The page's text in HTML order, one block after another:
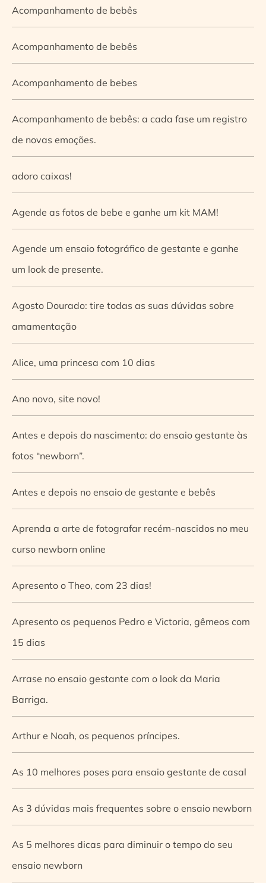
Acompanhamento de bebês
Acompanhamento de bebês
Acompanhamento de bebes
Acompanhamento de bebês: a cada fase um registro
de novas emoções.
adoro caixas!
Agende as fotos de bebe e ganhe um kit MAM!
Agende um ensaio fotográfico de gestante e ganhe
um look de presente.
Agosto Dourado: tire todas as suas dúvidas sobre
amamentação
Alice, uma princesa com 10 dias
Ano novo, site novo!
Antes e depois do nascimento: do ensaio gestante às
fotos “newborn”.
Antes e depois no ensaio de gestante e bebês
Aprenda a arte de fotografar recém-nascidos no meu
curso newborn online
Apresento o Theo, com 23 dias!
Apresento os pequenos Pedro e Victoria, gêmeos com
15 dias
Arrase no ensaio gestante com o look da Maria
Barriga.
Arthur e Noah, os pequenos príncipes.
As 10 melhores poses para ensaio gestante de casal
As 3 dúvidas mais frequentes sobre o ensaio newborn
As 5 melhores dicas para diminuir o tempo do seu
ensaio newborn